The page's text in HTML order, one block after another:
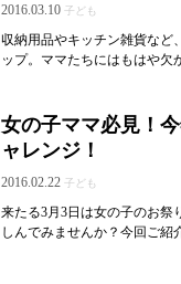
2016.03.10 子ども
収納用品やキッチン雑貨など
ップ。ママたちにはもはや欠
女の子ママ必見！
ャレンジ！
2016.02.22 子ども
来たる3月3日は女の子のお祭
しんでみませんか？今回ご紹